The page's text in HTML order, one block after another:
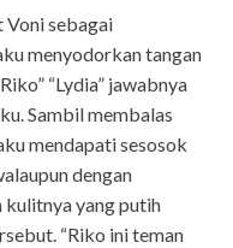
Voni sebagai
menyodorkan tangan
“Lydia” jawabnya
Sambil membalas
mendapati sesosok
dengan
yang putih
“Riko ini teman